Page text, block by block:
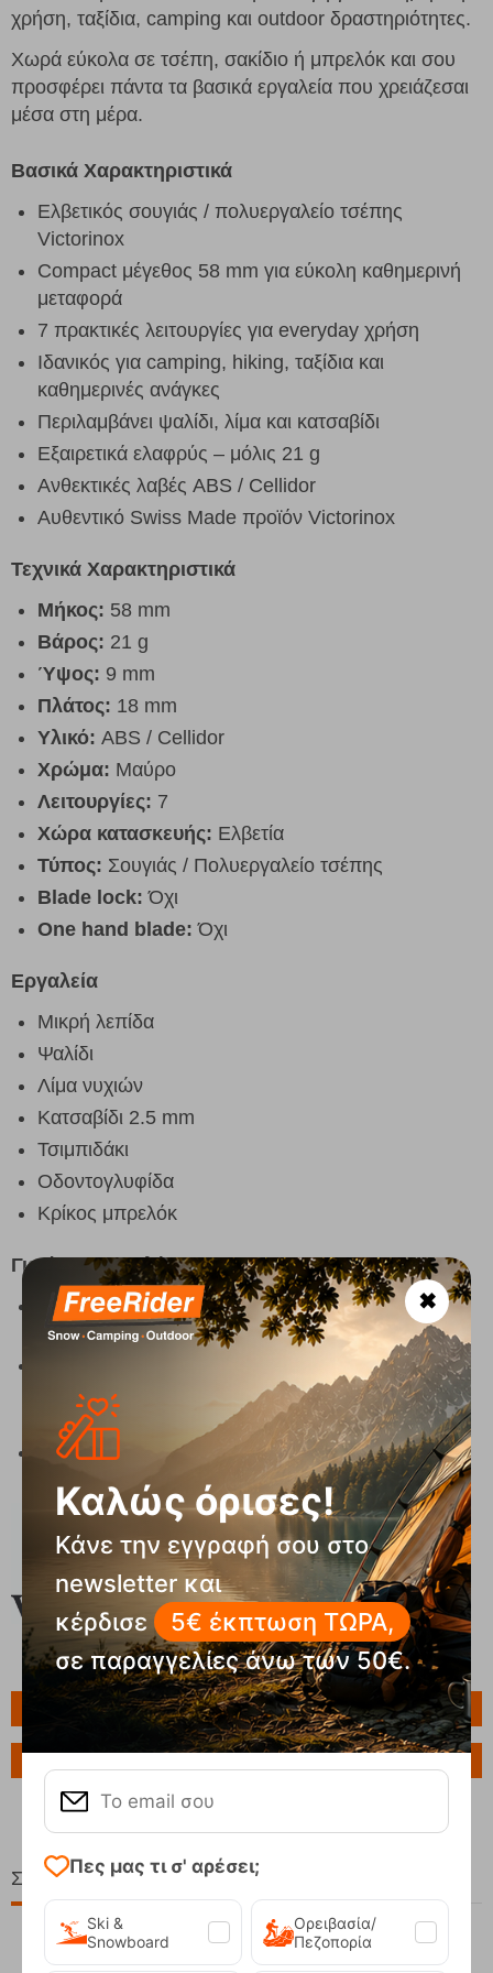
χρήση, ταξίδια, camping και outdoor δραστηριότητες.
Χωρά εύκολα σε τσέπη, σακίδιο ή μπρελόκ και σου
προσφέρει πάντα τα βασικά εργαλεία που χρειάζεσαι
μέσα στη μέρα.
Βασικά Χαρακτηριστικά
Ελβετικός σουγιάς / πολυεργαλείο τσέπης
Victorinox
Compact μέγεθος 58 mm για εύκολη καθημερινή
μεταφορά
7 πρακτικές λειτουργίες για everyday χρήση
Ιδανικός για camping, hiking, ταξίδια και
καθημερινές ανάγκες
Περιλαμβάνει ψαλίδι, λίμα και κατσαβίδι
Εξαιρετικά ελαφρύς – μόλις 21 g
Ανθεκτικές λαβές ABS / Cellidor
Αυθεντικό Swiss Made προϊόν Victorinox
Τεχνικά Χαρακτηριστικά
Μήκος: 58 mm
Βάρος: 21 g
Ύψος: 9 mm
Πλάτος: 18 mm
Υλικό: ABS / Cellidor
Χρώμα: Μαύρο
Λειτουργίες: 7
Χώρα κατασκευής: Ελβετία
Τύπος: Σουγιάς / Πολυεργαλείο τσέπης
Blade lock: Όχι
One hand blade: Όχι
Εργαλεία
Μικρή λεπίδα
Ψαλίδι
Λίμα νυχιών
Κατσαβίδι 2.5 mm
Τσιμπιδάκι
Οδοντογλυφίδα
Κρίκος μπρελόκ
Γιατί να το επιλέξεις
Είναι μικρό, ελαφρύ και πρακτικό για να το έχεις
πάντα μαζί σου
Περιλαμβάνει τα βασικά εργαλεία που χρειάζεσαι
καθημερινά σε πόλη, ταξίδι και outdoor
δραστηριότητες
Η Swiss Made ποιότητα Victorinox εξασφαλίζει
αξιοπιστία και μεγάλη αντοχή στον χρόνο
Πληροφορίες
Σχετικά Προϊόντα
✖
Καλώς όρισες!
Κάνε την εγγραφή σου στο
newsletter και
κέρδισε
5€ έκπτωση ΤΩΡΑ,
σε παραγγελίες άνω των 50€.
Πες μας τι σ' αρέσει;
Ski &
Snowboard
Ορειβασία/
Πεζοπορία